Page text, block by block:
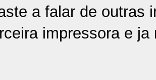
a falar de outras
impressora e